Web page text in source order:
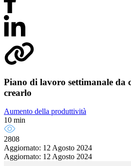
Piano di lavoro settimanale da
crearlo
Aumento della produttività
10 min
2808
Aggiornato: 12 Agosto 2024
Aggiornato: 12 Agosto 2024